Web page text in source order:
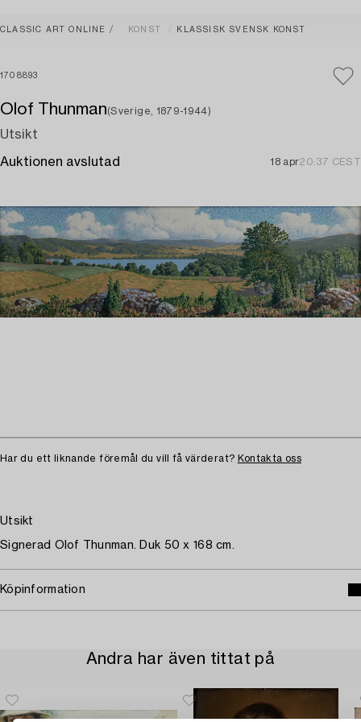
CLASSIC ART ONLINE KONST KLASSISK SVENSK KONST
1708893
Olof Thunman(Sverige, 1879-1944)
Utsikt
Auktionen avslutad 18 apr20:37 CEST
Har du ett liknande föremål du vill få värderat? Kontakta oss
Utsikt
Signerad Olof Thunman. Duk 50 x 168 cm.
Köpinformation
Andra har även tittat på